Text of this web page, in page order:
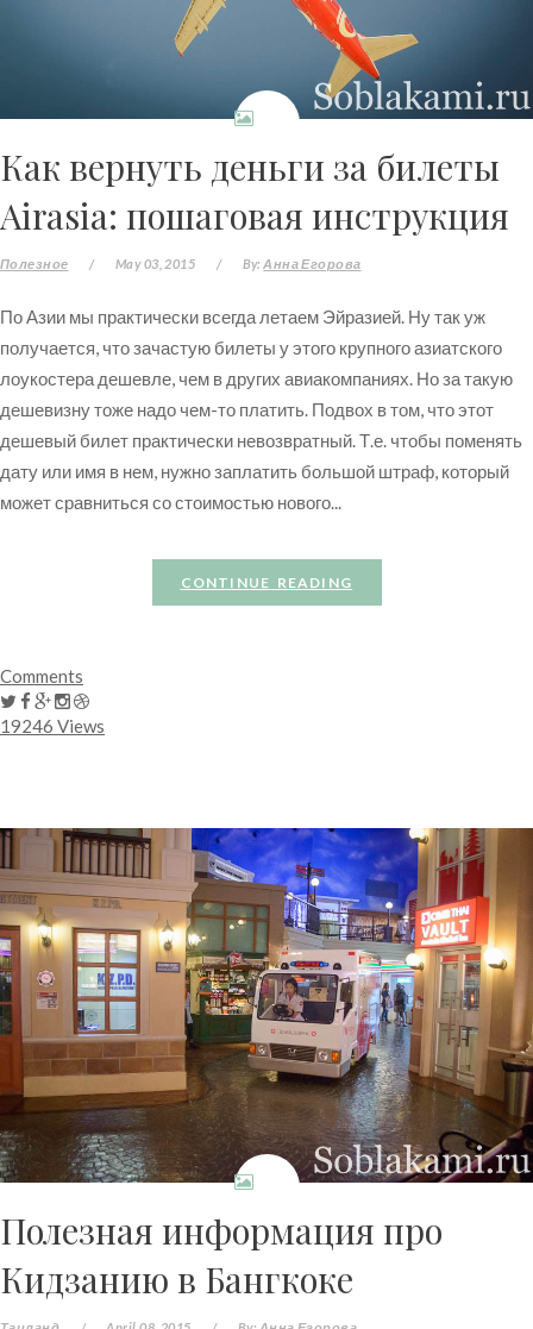
Как вернуть деньги за билеты
Airasia: пошаговая инструкция
Полезное / May 03, 2015 / By:Анна Егорова
По Азии мы практически всегда летаем Эйразией. Ну так уж
получается, что зачастую билеты у этого крупного азиатского
лоукостера дешевле, чем в других авиакомпаниях. Но за такую
дешевизну тоже надо чем-то платить. Подвох в том, что этот
дешевый билет практически невозвратный. Т.е. чтобы поменять
дату или имя в нем, нужно заплатить большой штраф, который
может сравниться со стоимостью нового...
CONTINUE READING
Comments
19246 Views
Полезная информация про
Кидзанию в Бангкоке